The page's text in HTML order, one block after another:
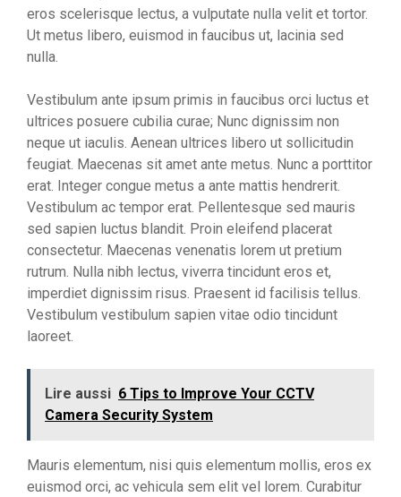
eros scelerisque lectus, a vulputate nulla velit et tortor.
Ut metus libero, euismod in faucibus ut, lacinia sed
nulla.
Vestibulum ante ipsum primis in faucibus orci luctus et
ultrices posuere cubilia curae; Nunc dignissim non
neque ut iaculis. Aenean ultrices libero ut sollicitudin
feugiat. Maecenas sit amet ante metus. Nunc a porttitor
erat. Integer congue metus a ante mattis hendrerit.
Vestibulum ac tempor erat. Pellentesque sed mauris
sed sapien luctus blandit. Proin eleifend placerat
consectetur. Maecenas venenatis lorem ut pretium
rutrum. Nulla nibh lectus, viverra tincidunt eros et,
imperdiet dignissim risus. Praesent id facilisis tellus.
Vestibulum vestibulum sapien vitae odio tincidunt
laoreet.
Lire aussi 6 Tips to Improve Your CCTV
Camera Security System
Mauris elementum, nisi quis elementum mollis, eros ex
euismod orci, ac vehicula sem elit vel lorem. Curabitur